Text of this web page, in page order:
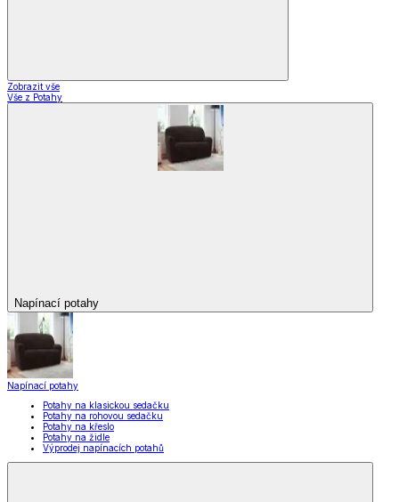
Zobrazit vše
Vše z Potahy
Napínací potahy
Napínací potahy
Potahy na klasickou sedačku
Potahy na rohovou sedačku
Potahy na křeslo
Potahy na židle
Výprodej napínacích potahů